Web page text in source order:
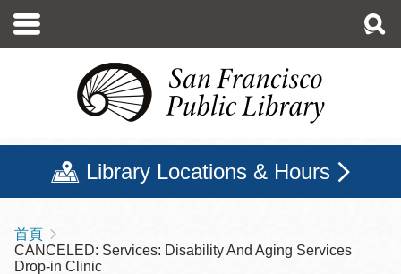
至
Library Locations & Hours
導
首頁
CANCELED: Services: Disability And Aging Services
Drop-in Clinic